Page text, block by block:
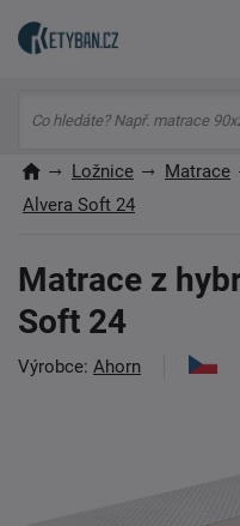
Ložnice Matrace
Alvera Soft 24
Matrace z
Soft 24
Výrobce: Ahorn